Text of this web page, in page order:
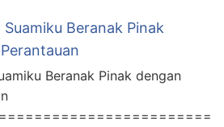
Beranak Pinak
Beranak Pinak dengan